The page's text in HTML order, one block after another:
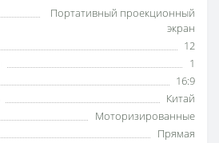
Портативный проекционный
экран
12
1
16:9
Китай
Моторизированные
Прямая